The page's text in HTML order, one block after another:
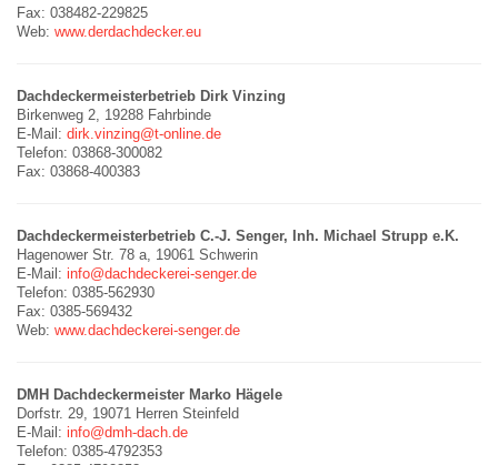
Fax: 038482-229825
Web: www.derdachdecker.eu
Dachdeckermeisterbetrieb Dirk Vinzing
Birkenweg 2, 19288 Fahrbinde
E-Mail: dirk.vinzing@t-online.de
Telefon: 03868-300082
Fax: 03868-400383
Dachdeckermeisterbetrieb C.-J. Senger, Inh. Michael Strupp e.K.
Hagenower Str. 78 a, 19061 Schwerin
E-Mail: info@dachdeckerei-senger.de
Telefon: 0385-562930
Fax: 0385-569432
Web: www.dachdeckerei-senger.de
DMH Dachdeckermeister Marko Hägele
Dorfstr. 29, 19071 Herren Steinfeld
E-Mail: info@dmh-dach.de
Telefon: 0385-4792353